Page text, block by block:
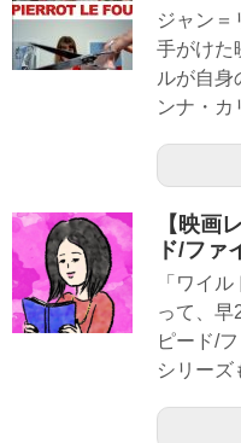
ジャン＝
手がけた
ルが自身
ンナ・カ
【映画
ド/ファ
「ワイ
って、早
ピード/
シリーズ